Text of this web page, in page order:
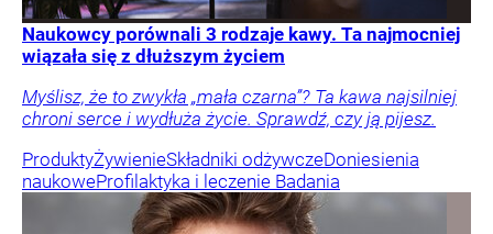
Naukowcy porównali 3 rodzaje kawy. Ta najmocniej
wiązała się z dłuższym życiem
Myślisz, że to zwykła „mała czarna”? Ta kawa najsilniej
chroni serce i wydłuża życie. Sprawdź, czy ją pijesz.
ProduktyŻywienieSkładniki odżywczeDoniesienia
naukoweProfilaktyka i leczenie Badania